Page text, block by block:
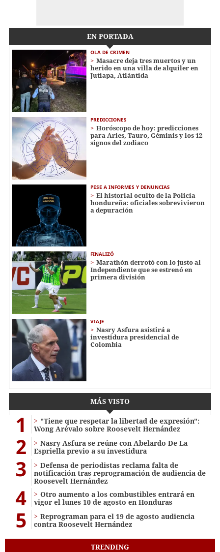
EN PORTADA
OLA DE CRIMEN
Masacre deja tres muertos y un
herido en una villa de alquiler en
Jutiapa, Atlántida
PREDICCIONES
Horóscopo de hoy: predicciones
para Aries, Tauro, Géminis y los 12
signos del zodiaco
PESE A INFORMES Y DENUNCIAS
El historial oculto de la Policía
hondureña: oficiales sobrevivieron
a depuración
FINALIZÓ
Marathón derrotó con lo justo al
Independiente que se estrenó en
primera división
VIAJE
Nasry Asfura asistirá a
investidura presidencial de
Colombia
MÁS VISTO
1
"Tiene que respetar la libertad de expresión":
Wong Arévalo sobre Roosevelt Hernández
2
Nasry Asfura se reúne con Abelardo De La
Espriella previo a su investidura
3
Defensa de periodistas reclama falta de
notificación tras reprogramación de audiencia de
Roosevelt Hernández
4
Otro aumento a los combustibles entrará en
vigor el lunes 10 de agosto en Honduras
5
Reprograman para el 19 de agosto audiencia
contra Roosevelt Hernández
TRENDING